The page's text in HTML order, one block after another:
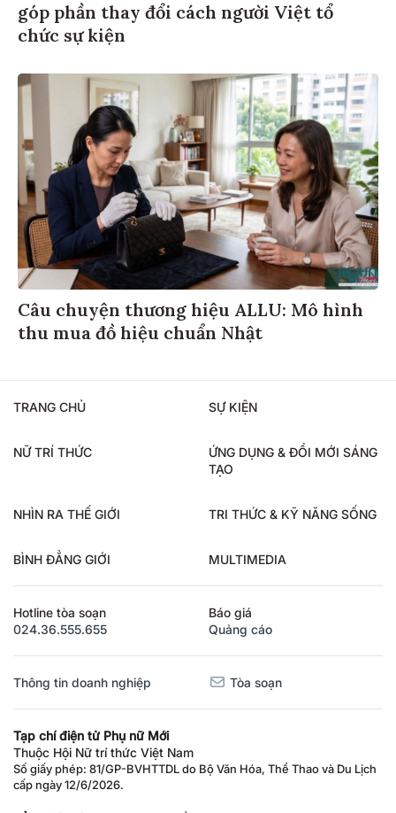
góp phần thay đổi cách người Việt tổ
chức sự kiện
Câu chuyện thương hiệu ALLU: Mô hình
thu mua đồ hiệu chuẩn Nhật
TRANG CHỦ SỰ KIỆN
NỮ TRÍ THỨC
ỨNG DỤNG & ĐỔI MỚI SÁNG
TẠO
NHÌN RA THẾ GIỚI TRI THỨC & KỸ NĂNG SỐNG
BÌNH ĐẲNG GIỚI MULTIMEDIA
Hotline tòa soạn
024.36.555.655
Báo giá
Quảng cáo
Thông tin doanh nghiệp Tòa soạn
Tạp chí điện tử Phụ nữ Mới
Thuộc Hội Nữ trí thức Việt Nam
Số giấy phép: 81/GP-BVHTTDL do Bộ Văn Hóa, Thể Thao và Du Lịch
cấp ngày 12/6/2026.